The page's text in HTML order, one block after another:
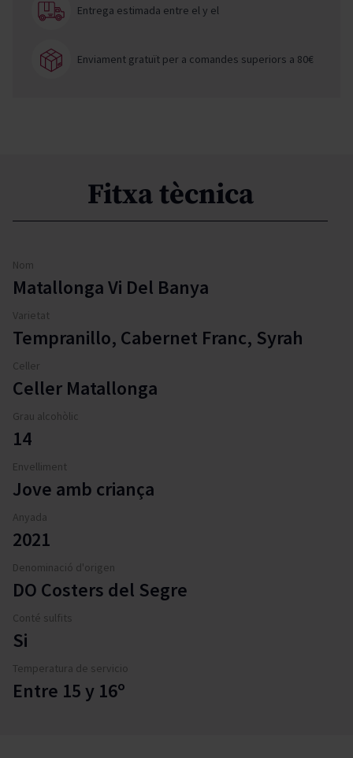
Entrega estimada entre ely el
Enviament gratuït per a comandes superiors a 80€
Fitxa tècnica
Nom
Matallonga Vi Del Banya
Varietat
Tempranillo, Cabernet Franc, Syrah
Celler
Celler Matallonga
Grau alcohòlic
14
Envelliment
Jove amb criança
Anyada
2021
Denominació d'origen
DO Costers del Segre
Conté sulfits
Si
Temperatura de servicio
Entre 15 y 16º